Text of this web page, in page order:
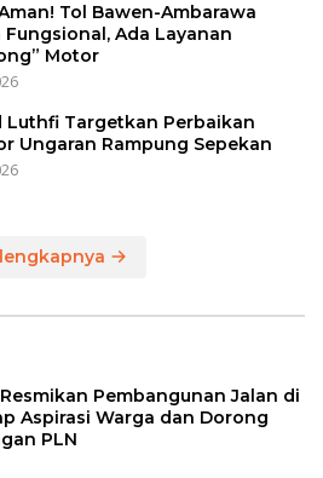
Tol Bawen-Ambarawa
Fungsional, Ada Layanan
Motor
Luthfi Targetkan Perbaikan
Ungaran Rampung Sepekan
Pembangunan Jalan di
Aspirasi Warga dan Dorong
PLN